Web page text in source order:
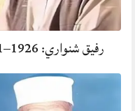
رفيق شنواري: 1926–1991 ، د پښتو موسيقۍ ستره اثاثه